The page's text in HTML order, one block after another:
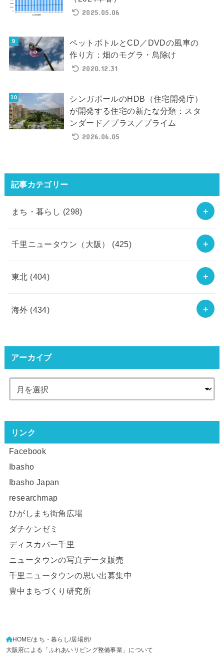
2025.05.06
ペットボトルとCD／DVDの風車の
作り方：畑のモグラ・鳥除け
2020.12.31
シンガポールのHDB（住宅開発庁）
が開発する住宅の新たな分類：スタ
ンダード／プラス／プライム
2026.06.05
記事カテゴリー
まち・暮らし (298)
千里ニュータウン（大阪） (425)
東北 (404)
海外 (434)
アーカイブ
リンク
Facebook
Ibasho
Ibasho Japan
researchmap
ひがしまち街角広場
ダチケンゼミ
ディスカバー千里
ニュータウンの写真データ販売
千里ニュータウンの思い出募集中
豊中まちづくり研究所
HOME まち・暮らし 居場所
大阪府による「ふれあいリビング整備事業」について